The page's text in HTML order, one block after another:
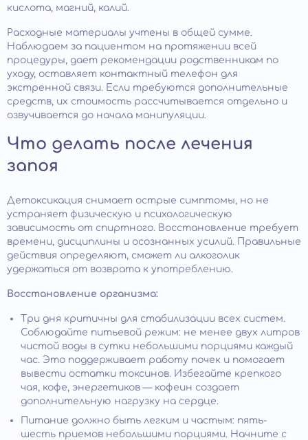
кислота, магний, калий.
Расходные материалы учтены в общей сумме.
Наблюдаем за пациентом на протяжении всей
процедуры, дает рекомендации родственникам по
уходу, оставляет контактный телефон для
экстренной связи. Если требуются дополнительные
средств, их стоимость рассчитывается отдельно и
озвучивается до начала манипуляции.
Что делать после лечения
запоя
Детоксикация снимает острые симптомы, но не
устраняет физическую и психологическую
зависимость от спиртного. Восстановление требует
времени, дисциплины и осознанных усилий. Правильные
действия определяют, сможет ли алкоголик
удержаться от возврата к употреблению.
Восстановление организма:
Три дня критичны для стабилизации всех систем.
Соблюдайте питьевой режим: не менее двух литров
чистой воды в сутки небольшими порциями каждый
час. Это поддерживает работу почек и помогает
вывести остатки токсинов. Избегайте крепкого
чая, кофе, энергетиков — кофеин создает
дополнительную нагрузку на сердце.
Питание должно быть легким и частым: пять-
шесть приемов небольшими порциями. Начните с